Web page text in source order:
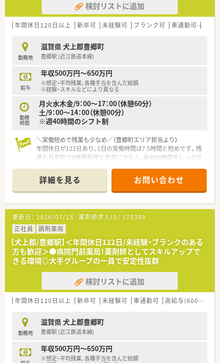
【求人情報について】
■これまでのご経験やご年齢を考慮し、年収500万円から550万
円の範囲で優遇いたします
ループならではの制度が整っています
■年間休日は124日と豊富で、完全週休2日制を採用しており、プ
ライベートとの両立が可能です
【勤務実態について】
■1日の実働時間は7時間30分、週37時間30分勤務で、法定労働
時間よりも短く設定されています
■月間の平均残業時間は8時間から9時間程度と少なく、ワーク
ライフバランスを重視できます
■有給休暇は法定通りに付与され、夏季休暇や年末年始と合わせ
検討リストに追加
年間休日120日以上 新卒可 未経験可 ブランク可 車通勤可
勤務地
滋賀県 犬上郡豊郷町
豊郷駅 (近江鉄道本線)
給与
年収500万円～650万円
※想定・平均残業、各種手当を含んだ総額
※経験・スキルなどにより異なる
勤務
時間
月火水木金/9：00～17：00（休憩60分）
土/9：00～14：00（休憩00分）
※週40時間のシフト制
＼実働短めで残業も少なめ／（豊郷町エリア担当より）
年間休日が122日あり、1日の実働時間は7.5時間と短めです。残
業も月平均で8時間程度と非常に少なく、自分の時間をしっかり
＊------------------------------------------＊
【店舗情報と応需状況について】
■最寄り駅である豊郷駅から徒歩2分と、通勤に極めて便利な駅
近の好立地に位置する薬局です。
■門前の総合病院から内科や精神科など幅広い科目の処方箋を1
日約70枚応需しております。
■現在は常勤1名とパート2名の薬剤師に加えて、事務スタッフ
も在籍して協力し合っています。
【募集背景と求める人物像について】
■今回は体制強化のための欠員補充となっており、安定して長く
勤務できる正社員を募集します。
■地域医療の発展に貢献したいという高い意欲を持った前向き
な方を心よりお待ちしています。
ケーションが取れる方を歓迎します。
【法人特徴について】
■滋賀県内で12店舗の調剤薬局を展開しており、地域に深く根
ざした安定した地場チェーンです。
■大手グループ傘下のため、風通しの良さと大手同様の手厚い福
詳細を見る お問い合わせ
更新日： 2026/07/15 薬剤師求人ID： 170389
正社員
調剤薬局
【犬上郡/豊郷駅】＜年間休日122日/未経験・ブランクのある
方も歓迎＞●病院門前薬局！薬剤師としてスキルアップで
きる環境◎大手グループの一員で安定性抜群
検討リストに追加
年間休日120日以上 新卒可 未経験可 車通勤可 高給与(600万円以上)
勤務地
滋賀県 犬上郡豊郷町
豊郷駅 (近江鉄道本線)
年収500万円～650万円
※想定・平均残業、各種手当を含んだ総額